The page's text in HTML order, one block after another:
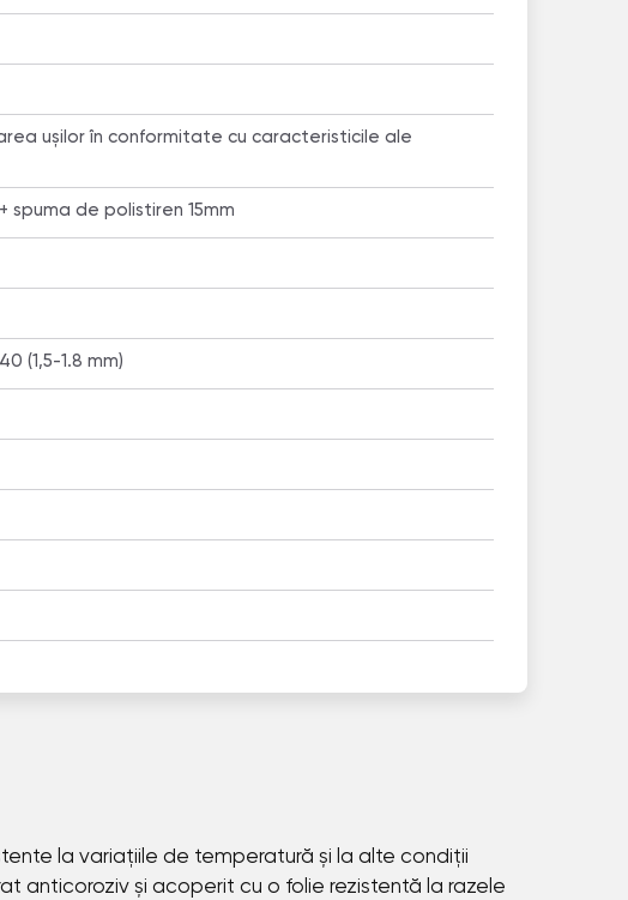
ușilor în conformitate cu caracteristicile ale
spuma de polistiren 15mm
(1,5-1.8 mm)
la variațiile de temperatură și la alte condiții
anticoroziv și acoperit cu o folie rezistentă la razele